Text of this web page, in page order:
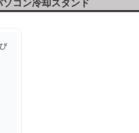
コン冷却スタンド